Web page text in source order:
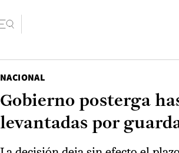
NACIONAL
Gobierno posterga
levantadas por